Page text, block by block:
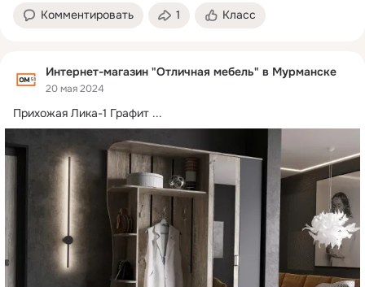
Комментировать 1 Класс
Интернет-магазин "Отличная мебель" в Мурманске
20 мая 2024
Прихожая Лика-1 Графит ...